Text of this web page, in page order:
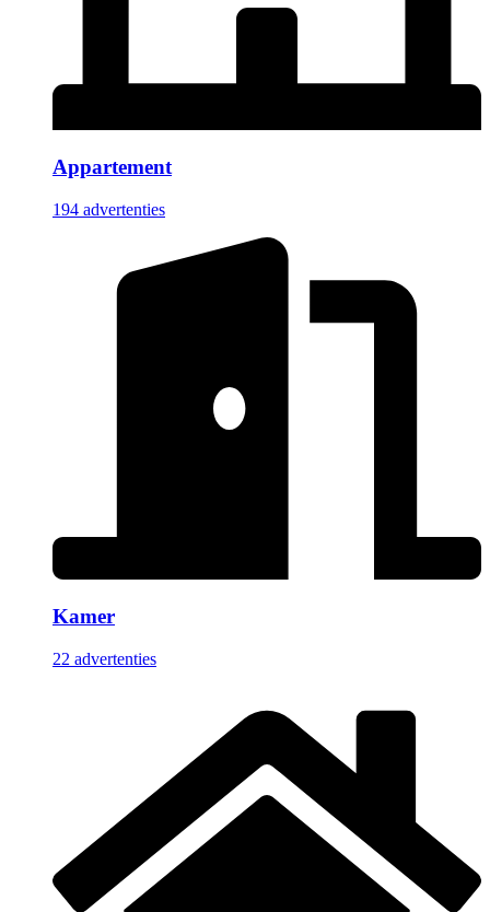
Appartement
194 advertenties
Kamer
22 advertenties